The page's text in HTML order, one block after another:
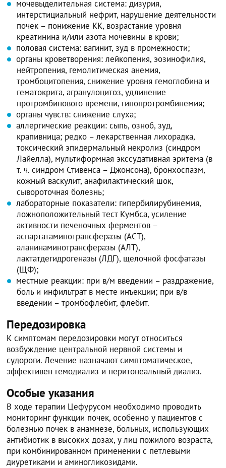
мочевыделительная система: дизурия,
интерстициальный нефрит, нарушение деятельности
почек – понижение КК, возрастание уровня
креатинина и/или азота мочевины в крови;
половая система: вагинит, зуд в промежности;
органы кроветворения: лейкопения, эозинофилия,
нейтропения, гемолитическая анемия,
тромбоцитопения, снижение уровня гемоглобина и
гематокрита, агранулоцитоз, удлинение
протромбинового времени, гипопротромбинемия;
органы чувств: снижение слуха;
аллергические реакции: сыпь, озноб, зуд,
крапивница; редко – лекарственная лихорадка,
токсический эпидермальный некролиз (синдром
Лайелла), мультиформная экссудативная эритема (в
т. ч. синдром Стивенса – Джонсона), бронхоспазм,
кожный васкулит, анафилактический шок,
сывороточная болезнь;
лабораторные показатели: гипербилирубинемия,
ложноположительный тест Кумбса, усиление
активности печеночных ферментов –
аспартатаминотрансферазы (АСТ),
аланинаминотрансферазы (АЛТ),
лактатдегидрогеназы (ЛДГ), щелочной фосфатазы
(ЩФ);
местные реакции: при в/м введении – раздражение,
боль и инфильтрат в месте инъекции; при в/в
введении – тромбофлебит, флебит.
Передозировка
К симптомам передозировки могут относиться
возбуждение центральной нервной системы и
судороги. Лечение назначают симптоматическое,
эффективен гемодиализ и перитонеальный диализ.
Особые указания
В ходе терапии Цефурусом необходимо проводить
мониторинг функции почек, особенно у пациентов с
болезнью почек в анамнезе, больных, использующих
антибиотик в высоких дозах, у лиц пожилого возраста,
при комбинированном применении с петлевыми
диуретиками и аминогликозидами.